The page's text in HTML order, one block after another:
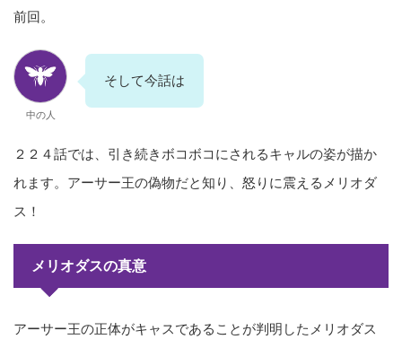
前回。
中の人
そして今話は
２２４話では、引き続きボコボコにされるキャルの姿が描か
れます。アーサー王の偽物だと知り、怒りに震えるメリオダ
ス！
メリオダスの真意
アーサー王の正体がキャスであることが判明したメリオダス